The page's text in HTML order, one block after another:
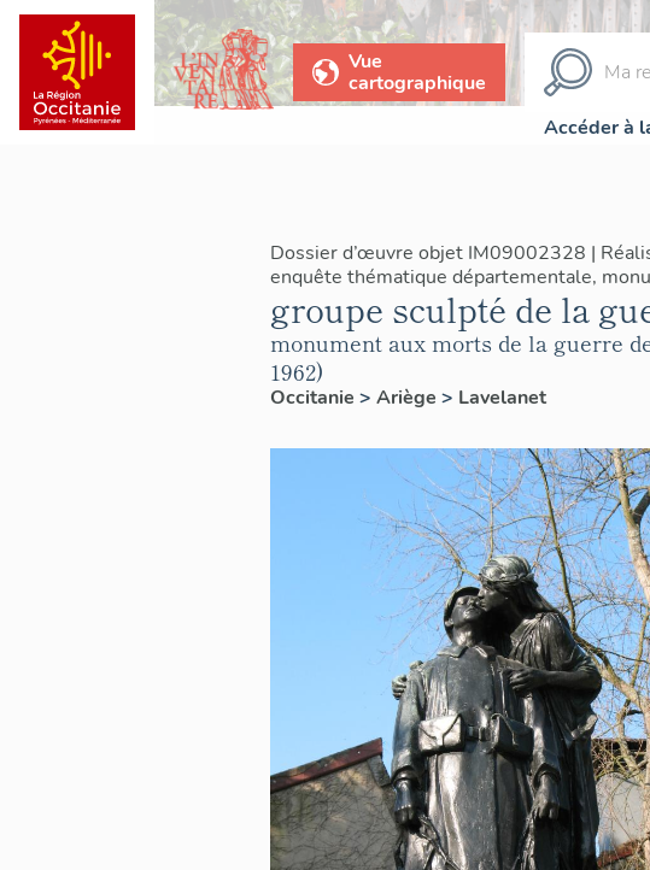
Vue
cartographique
Accéder à
Dossier d’œuvre objet IM09002328 |
enquête thématique départementale,
groupe sculpté de la
monument aux morts de la guerre
1962)
Occitanie > Ariège > Lavelanet